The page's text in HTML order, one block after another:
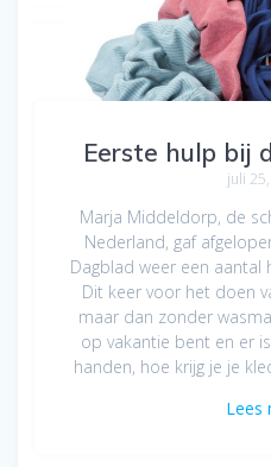
Eerste hulp bij
juli
Marja Middeldorp, de
Nederland, gaf
Dagblad weer een aantal
Dit keer voor het doen
maar dan zonder
op vakantie bent en er
handen, hoe krijg je je
Lees